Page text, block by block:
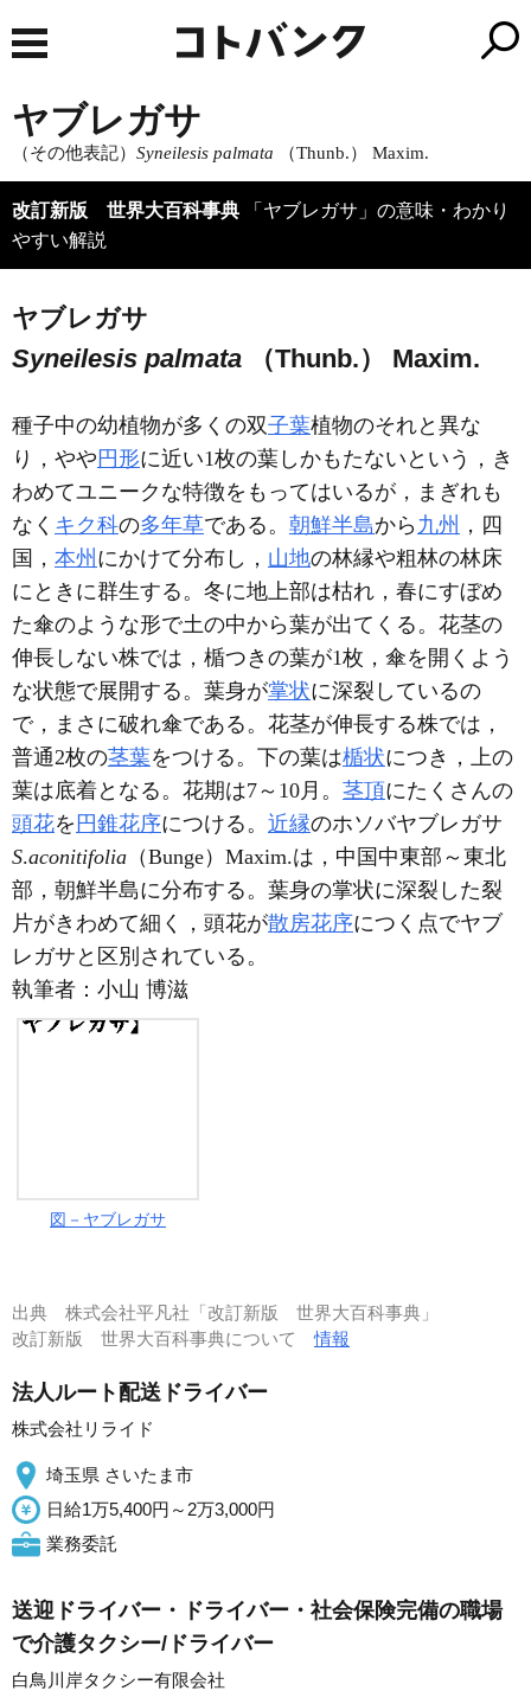
ヤブレガサ
（その他表記） Syneilesis palmata （Thunb.） Maxim.
改訂新版 世界大百科事典 「ヤブレガサ」の意味・わかり
やすい解説
ヤブレガサ
Syneilesis palmata （Thunb.） Maxim.
種子中の幼植物が多くの双子葉植物のそれと異な
り，やや 円形に近い1枚の葉しかもたないという，き
わめてユニークな特徴をもってはいるが，まぎれも
なく キク科の多年草である。 朝鮮半島から 九州 ，四
国， 本州 にかけて分布し， 山地の林縁や粗林の林床
にときに群生する。冬に地上部は枯れ，春にすぼめ
た傘のような形で土の中から葉が出てくる。花茎の
伸長しない株では，楯つきの葉が1枚，傘を開くよう
な状態で展開する。葉身が掌状に深裂しているの
で，まさに破れ傘である。花茎が伸長する株では，
普通2枚の茎葉をつける。下の葉は楯状につき，上の
葉は底着となる。花期は7～10月。 茎頂にたくさんの
頭花を 円錐花序につける。 近縁のホソバヤブレガサ
S.aconitifolia （Bunge）Maxim.は，中国中東部～東北
部，朝鮮半島に分布する。葉身の掌状に深裂した裂
片がきわめて細く，頭花が散房花序につく点でヤブ
レガサと区別されている。
執筆者： 小山 博滋
図－ヤブレガサ
出典 株式会社平凡社「改訂新版 世界大百科事典」
改訂新版 世界大百科事典について情報
法人ルート配送ドライバー
株式会社リライド
埼玉県 さいたま市
日給1万5,400円～2万3,000円
業務委託
送迎ドライバー・ドライバー・社会保険完備の職場
で介護タクシー/ドライバー
白鳥川岸タクシー有限会社